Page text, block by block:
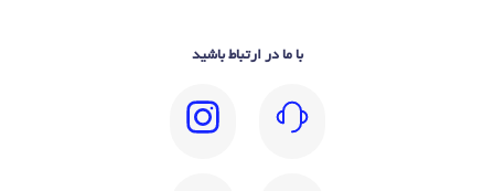
با ما در ارتباط باشید